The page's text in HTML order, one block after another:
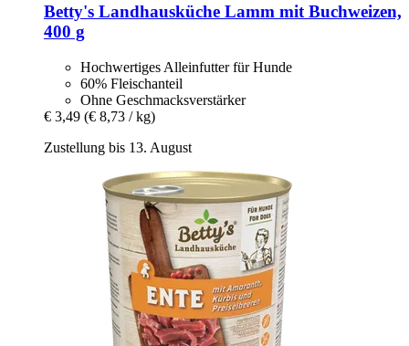
Betty's Landhausküche Lamm mit Buchweizen,
400 g
Hochwertiges Alleinfutter für Hunde
60% Fleischanteil
Ohne Geschmacksverstärker
€ 3,49 (€ 8,73 / kg)
Zustellung bis 13. August